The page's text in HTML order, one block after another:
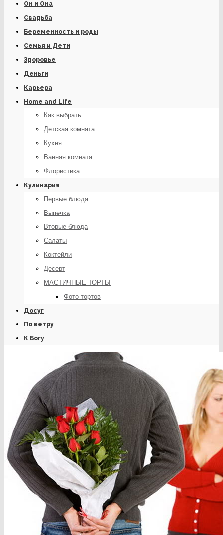
Он и Она
Свадьба
Беременность и роды
Семья и Дети
Здоровье
Деньги
Карьера
Home and Life
Как выбрать
Детская комната
Кухня
Ванная комната
Флористика
Кулинария
Первые блюда
Выпечка
Вторые блюда
Салаты
Коктейли
Десерт
МАСТИЧНЫЕ ТОРТЫ
Фото тортов
Досуг
По ветру
К Богу